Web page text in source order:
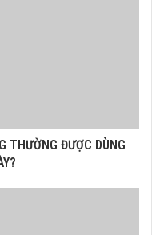
THƯỜNG ĐƯỢC DÙNG